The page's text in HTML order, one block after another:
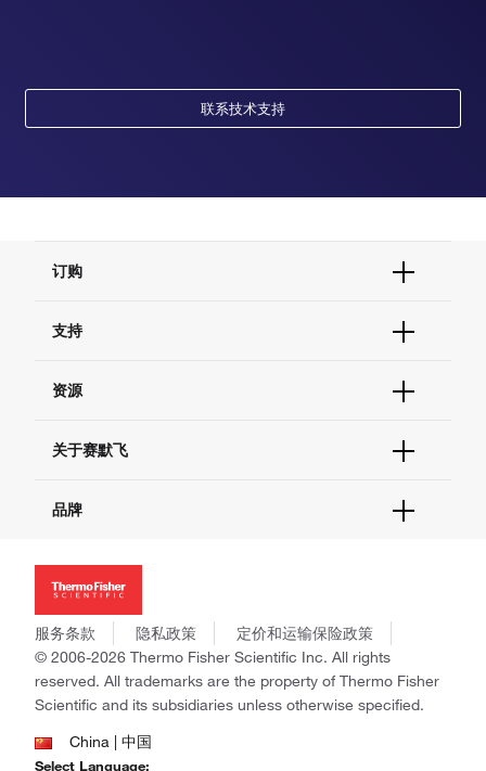
联系技术支持
订购
订单支持
现货供应中心
支持
联系我们 - 400 820 8982
查找文件&证书
资源
促销
社交媒体
关于赛默飞
招聘
新闻
社会责任
商标
政策和通知
品牌
Applied Biosystems
Invitrogen
Gibco
Ion Torrent
Unity Lab Services
Patheon
PPD
服务条款 隐私政策
定价和运输保险政策
© 2006-2026 Thermo Fisher Scientific Inc. All rights
reserved. All trademarks are the property of Thermo Fisher
Scientific and its subsidiaries unless otherwise specified.
China | 中国
Select Language: